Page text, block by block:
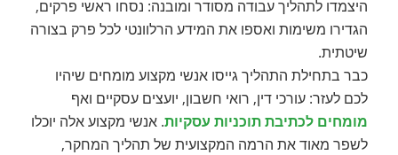
היצמדו לתהליך עבודה מסודר ומובנה: נסחו ראשי פרקים,
הגדירו משימות ואספו את המידע הרלוונטי לכל פרק בצורה
שיטתית.
כבר בתחילת התהליך גייסו אנשי מקצוע מומחים שיהיו
לכם לעזר: עורכי דין, רואי חשבון, יועצים עסקיים ואף
מומחים לכתיבת תוכניות עסקיות. אנשי מקצוע אלה יוכלו
לשפר מאוד את הרמה המקצועית של תהליך המחקר,